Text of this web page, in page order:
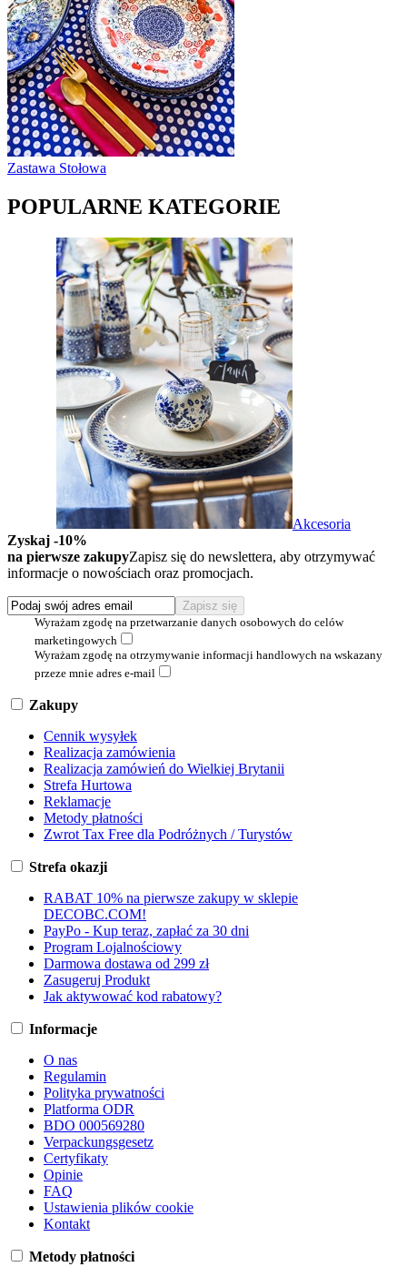
Zastawa Stołowa
POPULARNE KATEGORIE
Akcesoria
Zyskaj -10%
na pierwsze zakupyZapisz się do newslettera, aby otrzymywać
informacje o nowościach oraz promocjach.
Wyrażam zgodę na przetwarzanie danych osobowych do celów
marketingowych
Wyrażam zgodę na otrzymywanie informacji handlowych na wskazany
przeze mnie adres e-mail
Zakupy
Cennik wysyłek
Realizacja zamówienia
Realizacja zamówień do Wielkiej Brytanii
Strefa Hurtowa
Reklamacje
Metody płatności
Zwrot Tax Free dla Podróżnych / Turystów
Strefa okazji
RABAT 10% na pierwsze zakupy w sklepie
DECOBC.COM!
PayPo - Kup teraz, zapłać za 30 dni
Program Lojalnościowy
Darmowa dostawa od 299 zł
Zasugeruj Produkt
Jak aktywować kod rabatowy?
Informacje
O nas
Regulamin
Polityka prywatności
Platforma ODR
BDO 000569280
Verpackungsgesetz
Certyfikaty
Opinie
FAQ
Ustawienia plików cookie
Kontakt
Metody płatności